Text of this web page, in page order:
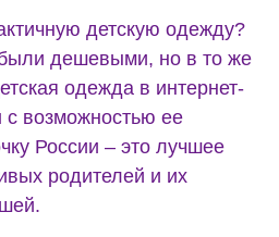
детскую одежду?
дешевыми, но в то же
одежда в интернет-
с возможностью ее
России – это лучшее
родителей и их